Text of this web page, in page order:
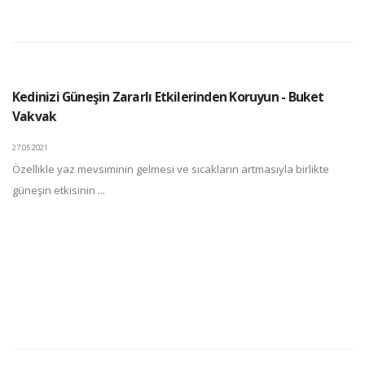
Kedinizi Güneşin Zararlı Etkilerinden Koruyun - Buket
Vakvak
27.05.2021
Özellikle yaz mevsiminin gelmesi ve sıcakların artmasıyla birlikte
güneşin etkisinin ...